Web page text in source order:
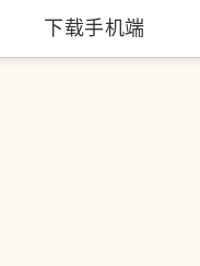
下载手机端